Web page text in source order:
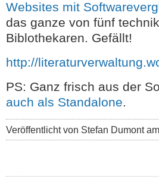
Websites mit
das ganze von fünf
Biblothekaren. Gefällt!
http://
PS: Ganz frisch aus der
auch als Standalone.
Veröffentlicht von Stefan Dumont